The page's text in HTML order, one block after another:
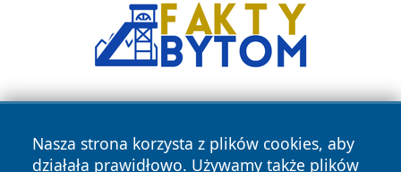
Nasza strona korzysta z plików cookies, aby
działała prawidłowo. Używamy także plików